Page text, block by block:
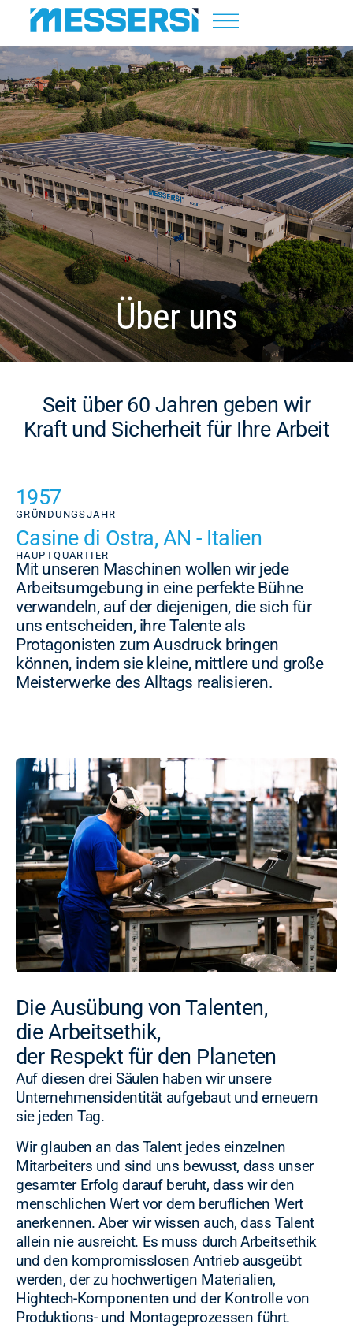
Über uns
Seit über 60 Jahren geben wir
Kraft und Sicherheit für Ihre Arbeit
1957
GRÜNDUNGSJAHR
Casine di Ostra, AN - Italien
HAUPTQUARTIER
Mit unseren Maschinen wollen wir jede
Arbeitsumgebung in eine perfekte Bühne
verwandeln, auf der diejenigen, die sich für
uns entscheiden, ihre Talente als
Protagonisten zum Ausdruck bringen
können, indem sie kleine, mittlere und große
Meisterwerke des Alltags realisieren.
Die Ausübung von Talenten,
die Arbeitsethik,
der Respekt für den Planeten
Auf diesen drei Säulen haben wir unsere
Unternehmensidentität aufgebaut und erneuern
sie jeden Tag.
Wir glauben an das Talent jedes einzelnen
Mitarbeiters und sind uns bewusst, dass unser
gesamter Erfolg darauf beruht, dass wir den
menschlichen Wert vor dem beruflichen Wert
anerkennen. Aber wir wissen auch, dass Talent
allein nie ausreicht. Es muss durch Arbeitsethik
und den kompromisslosen Antrieb ausgeübt
werden, der zu hochwertigen Materialien,
Hightech-Komponenten und der Kontrolle von
Produktions- und Montageprozessen führt.